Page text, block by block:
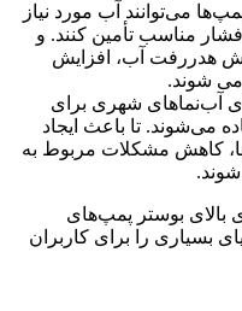
می‌توانند آب مورد نیاز
فشار مناسب تأمین کنند. و
هدررفت آب، افزایش
شوند.
آب‌نماهای شهری برای
می‌شوند. تا باعث ایجاد
کاهش مشکلات مربوط به
بالای بوستر پمپ‌های
بسیاری را برای کاربران